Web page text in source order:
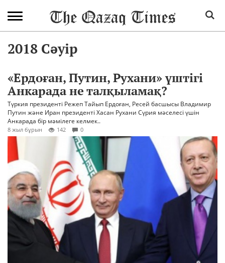
2018 Сәуір
«Ердоған, Путин, Рухани» үштігі
Анкарада не талқыламақ?
Түркия президенті Режеп Тайып Ердоған, Ресей басшысы Владимир
Путин және Иран президенті Хасан Рухани Сүрия мәселесі үшін
Анкарада бір мәмілеге келмек..
8 жыл бұрын 142 0